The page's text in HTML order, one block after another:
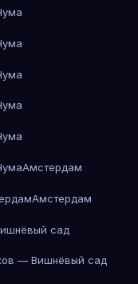
Амстердам
Амстердам
сад
— Вишнёвый сад